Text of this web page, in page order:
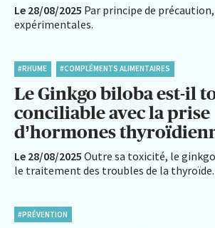
Le 28/08/2025 Par principe de
expérimentales.
#RHUME #COMPLÉMENTS ALIMENTAIRES
Le Ginkgo biloba est-il
conciliable avec la prise
d’hormones
Le 28/08/2025 Outre sa toxicité, le
le traitement des troubles de la thyroïde.
#PRÉVENTION